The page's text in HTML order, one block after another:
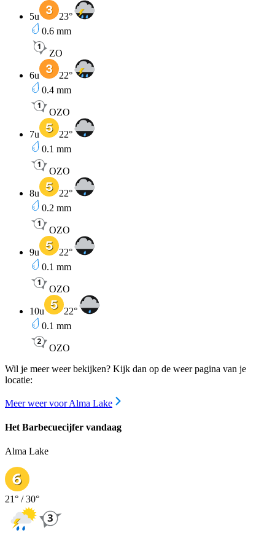
5u 23°
0.6 mm
ZO
6u 22°
0.4 mm
OZO
7u 22°
0.1 mm
OZO
8u 22°
0.2 mm
OZO
9u 22°
0.1 mm
OZO
10u 22°
0.1 mm
OZO
Wil je meer weer bekijken? Kijk dan op de weer pagina van je
locatie:
Meer weer voor Alma Lake
Het Barbecuecijfer vandaag
Alma Lake
21° /30°